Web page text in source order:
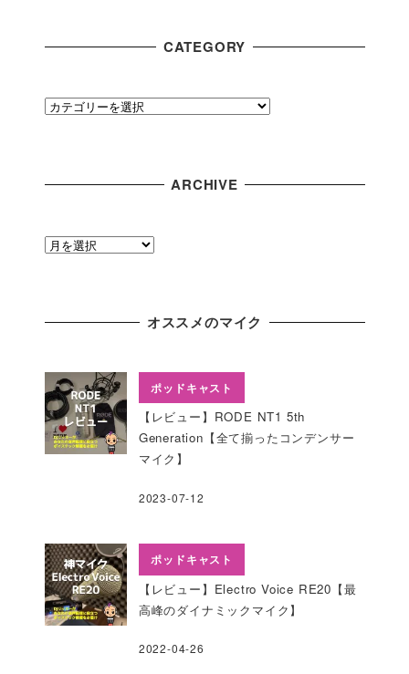
CATEGORY
C
G
Y
ARCHIVE
A
I
E
オススメのマイク
ポッドキャスト
【レビュー】RODE NT1 5th
Generation【全て揃ったコンデンサー
マイク】
2023-07-12
ポッドキャスト
【レビュー】Electro Voice RE20【最
高峰のダイナミックマイク】
2022-04-26